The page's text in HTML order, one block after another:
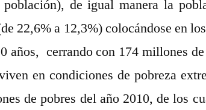
de igual manera la
22,6% a 12,3%) colocándose en
años, cerrando con 174 millones
en condiciones de pobreza
de pobres del año 2010, de los